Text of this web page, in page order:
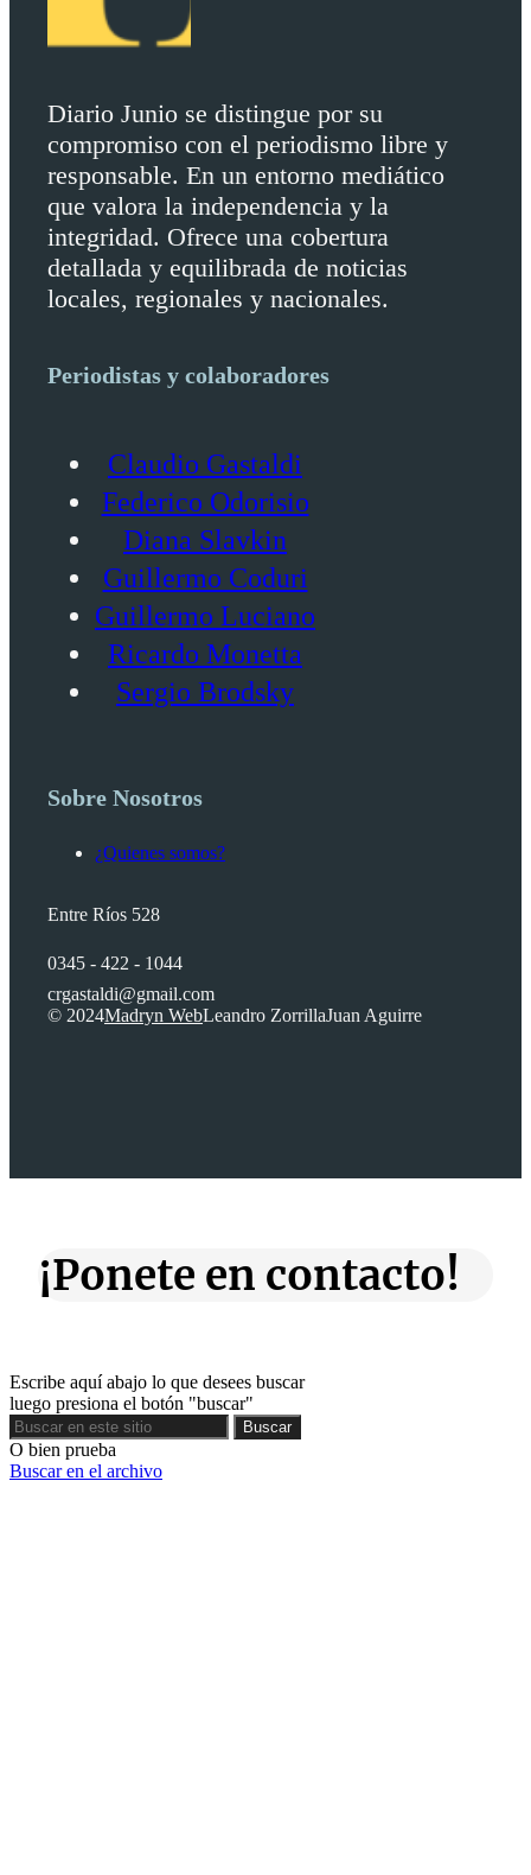
Diario Junio se distingue por su
compromiso con el periodismo libre y
responsable. En un entorno mediático
que valora la independencia y la
integridad. Ofrece una cobertura
detallada y equilibrada de noticias
locales, regionales y nacionales.
Periodistas y colaboradores
Claudio Gastaldi
Federico Odorisio
Diana Slavkin
Guillermo Coduri
Guillermo Luciano
Ricardo Monetta
Sergio Brodsky
Sobre Nosotros
¿Quienes somos?
Entre Ríos 528
0345 - 422 - 1044
crgastaldi@gmail.com
© 2024Madryn WebLeandro ZorrillaJuan Aguirre
¡Ponete en contacto!
Escribe aquí abajo lo que desees buscar
luego presiona el botón "buscar"
Buscar
Buscar
O bien prueba
Buscar en el archivo